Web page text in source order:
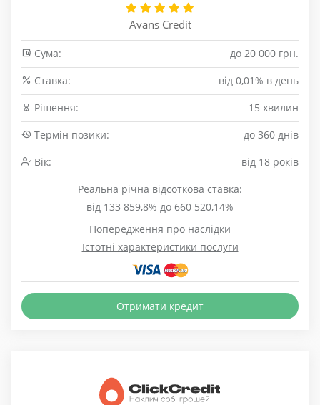
Avans Credit
Сума:
до 20 000 грн.
Cтавка:
від 0,01% в день
Рішення:
15 хвилин
Термін позики:
до 360 днів
Вік:
від 18 років
Реальна річна відсоткова ставка:
від 133 859,8% до 660 520,14%
Попередження про наслідки
Істотні характеристики послуги
Отримати кредит